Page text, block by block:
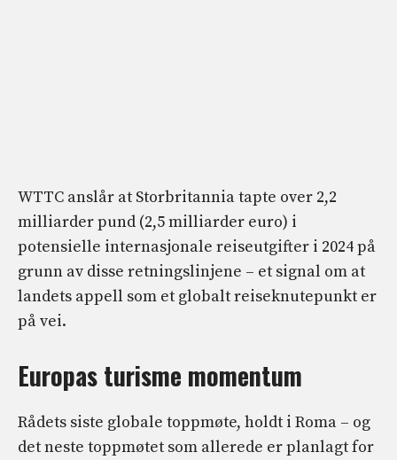
WTTC anslår at Storbritannia tapte over 2,2
milliarder pund (2,5 milliarder euro) i
potensielle internasjonale reiseutgifter i 2024 på
grunn av disse retningslinjene – et signal om at
landets appell som et globalt reiseknutepunkt er
på vei.
Europas turisme momentum
Rådets siste globale toppmøte, holdt i Roma – og
det neste toppmøtet som allerede er planlagt for